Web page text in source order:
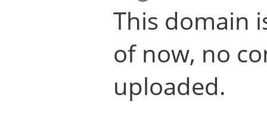
This domain
of now, no
uploaded.